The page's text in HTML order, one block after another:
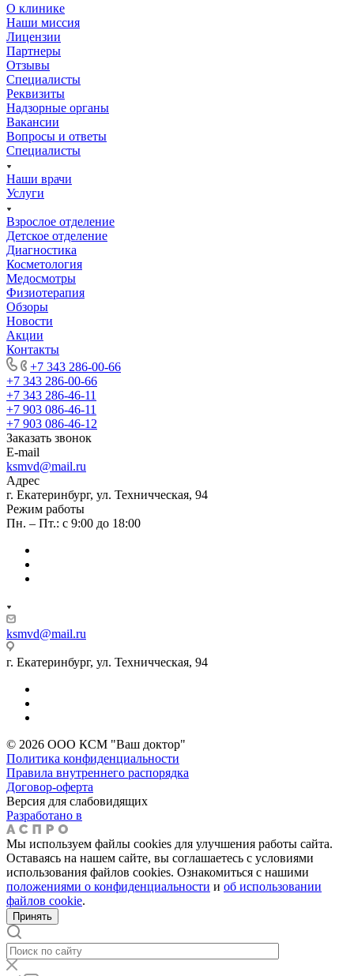
О клинике
Наши миссия
Лицензии
Партнеры
Отзывы
Специалисты
Реквизиты
Надзорные органы
Вакансии
Вопросы и ответы
Специалисты
Наши врачи
Услуги
Взрослое отделение
Детское отделение
Диагностика
Косметология
Медосмотры
Физиотерапия
Обзоры
Новости
Акции
Контакты
+7 343 286-00-66
+7 343 286-00-66
+7 343 286-46-11
+7 903 086-46-11
+7 903 086-46-12
Заказать звонок
E-mail
ksmvd@mail.ru
Адрес
г. Екатеринбург, ул. Техничческая, 94
Режим работы
Пн. – Пт.: с 9:00 до 18:00
ksmvd@mail.ru
г. Екатеринбург, ул. Техничческая, 94
© 2026 ООО КСМ "Ваш доктор"
Политика конфиденциальности
Правила внутреннего распорядка
Договор-оферта
Версия для слабовидящих
Разработано в
Мы используем файлы cookies для улучшения работы сайта.
Оставаясь на нашем сайте, вы соглашаетесь с условиями
использования файлов cookies. Ознакомиться с нашими
положениями о конфиденциальности и об использовании
файлов cookie.
Принять